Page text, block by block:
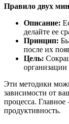
Правило двух
Описание:
делайте ее
Принцип:
после их
Цель:
Эти методики
зависимости от
процесса.
продуктивность.